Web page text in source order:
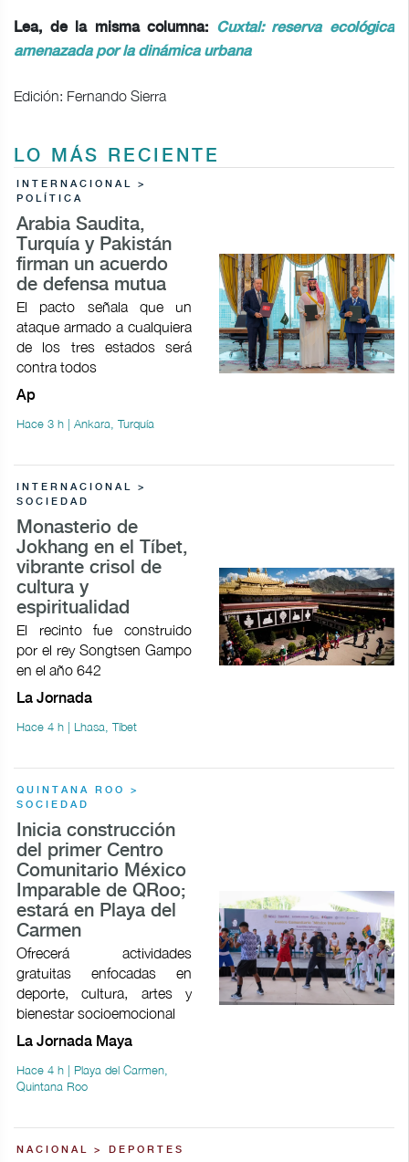
Lea, de la misma columna: Cuxtal: reserva ecológica
amenazada por la dinámica urbana
Edición: Fernando Sierra
LO MÁS RECIENTE
INTERNACIONAL >
POLÍTICA
Arabia Saudita,
Turquía y Pakistán
firman un acuerdo
de defensa mutua
El pacto señala que un
ataque armado a cualquiera
de los tres estados será
contra todos
Ap
Hace 3 h | Ankara, Turquía
INTERNACIONAL >
SOCIEDAD
Monasterio de
Jokhang en el Tíbet,
vibrante crisol de
cultura y
espiritualidad
El recinto fue construido
por el rey Songtsen Gampo
en el año 642
La Jornada
Hace 4 h | Lhasa, Tíbet
QUINTANA ROO >
SOCIEDAD
Inicia construcción
del primer Centro
Comunitario México
Imparable de QRoo;
estará en Playa del
Carmen
Ofrecerá actividades
gratuitas enfocadas en
deporte, cultura, artes y
bienestar socioemocional
La Jornada Maya
Hace 4 h | Playa del Carmen,
Quintana Roo
NACIONAL > DEPORTES